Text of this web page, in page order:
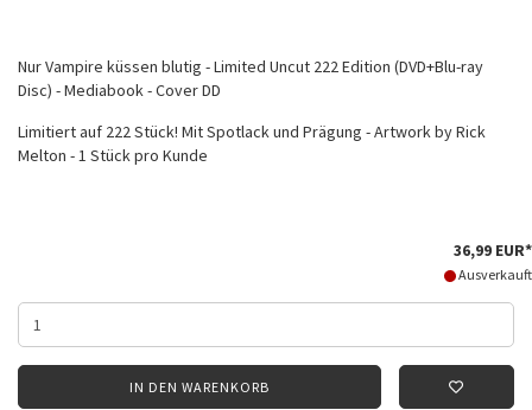
Nur Vampire küssen blutig - Limited Uncut 222 Edition (DVD+Blu-ray
Disc) - Mediabook - Cover DD
Limitiert auf 222 Stück! Mit Spotlack und Prägung - Artwork by Rick
Melton - 1 Stück pro Kunde
36,99 EUR*
Ausverkauft
IN DEN WARENKORB